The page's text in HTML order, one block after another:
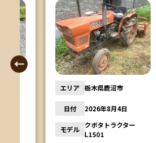
栃木県鹿沼市
2026年8月4日
クボタトラクター
L1501